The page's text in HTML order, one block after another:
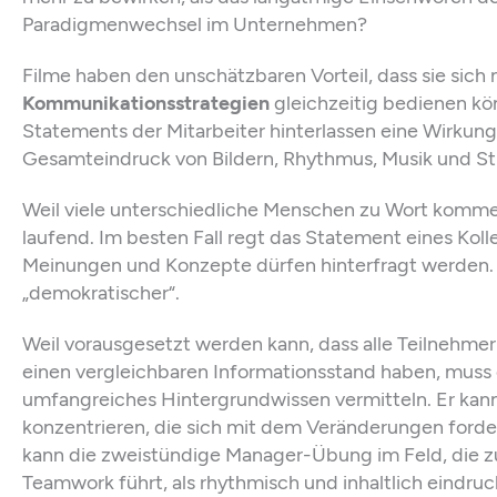
Paradigmenwechsel im Unternehmen?
Filme haben den unschätzbaren Vorteil, dass sie sich
Kommunikationsstrategiengleichzeitig bedienen
Statements der Mitarbeiter hinterlassen eine
Gesamteindruck von Bildern, Rhythmus, Musik und
Weil viele unterschiedliche Menschen zu Wort
laufend. Im besten Fall regt das Statement eines
Meinungen und Konzepte dürfen hinterfragt werden.
„demokratischer“.
Weil vorausgesetzt werden kann, dass alle
einen vergleichbaren Informationsstand haben,
umfangreiches Hintergrundwissen vermitteln. Er
konzentrieren, die sich mit dem Veränderungen
kann die zweistündige Manager-Übung im Feld, die
Teamwork führt, als rhythmisch und inhaltlich